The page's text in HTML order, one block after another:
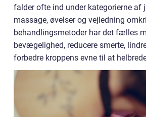
falder ofte ind under kategorierne af
massage, øvelser og vejledning
behandlingsmetoder har det fælles
bevægelighed, reducere smerte,
forbedre kroppens evne til at